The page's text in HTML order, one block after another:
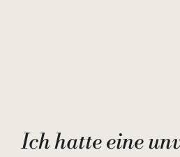
Ich hatte eine